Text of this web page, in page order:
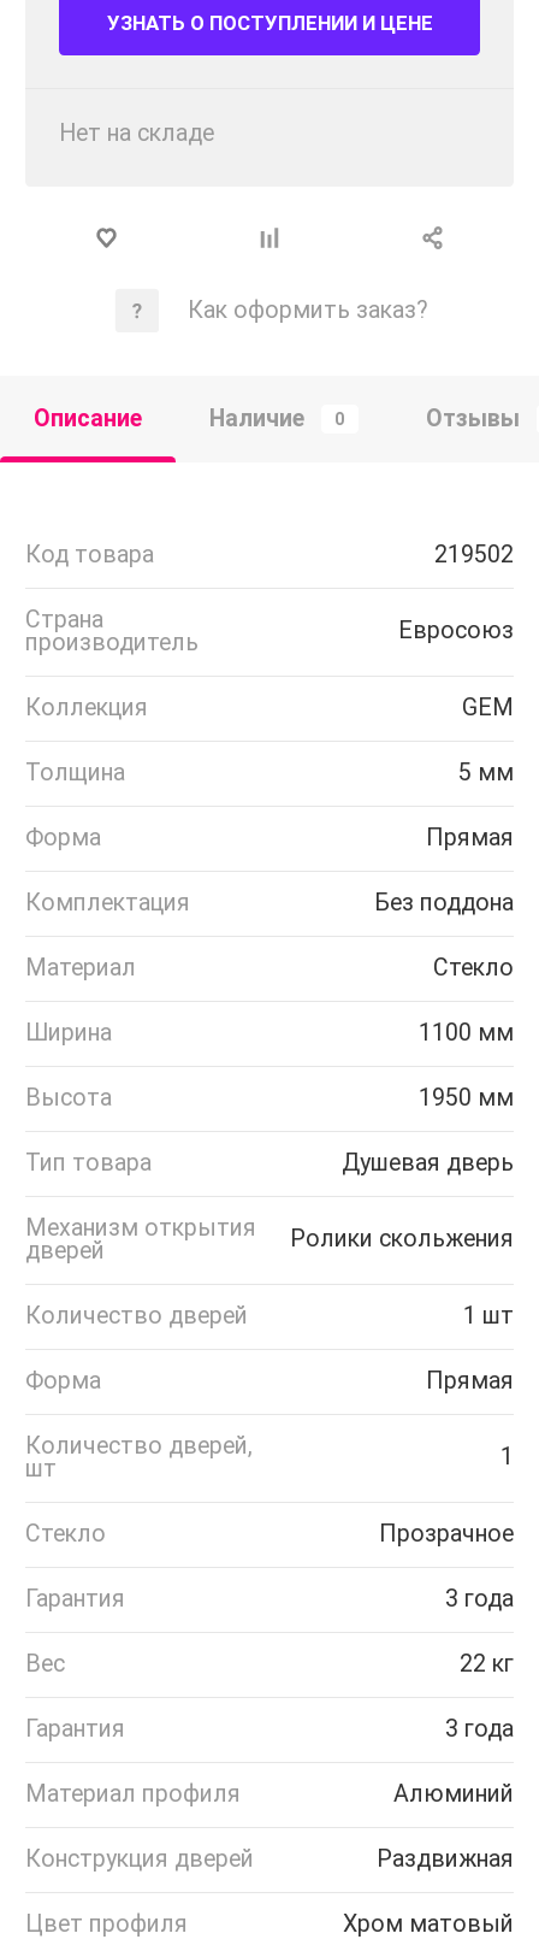
УЗНАТЬ О ПОСТУПЛЕНИИ И ЦЕНЕ
Нет на складе
Как оформить заказ?
Описание Наличие 0 Отзывы
Код товара 219502
Страна
производитель
Евросоюз
Коллекция GEM
Толщина 5 мм
Форма Прямая
Комплектация Без поддона
Материал Стекло
Ширина 1100 мм
Высота 1950 мм
Тип товара Душевая дверь
Механизм открытия
дверей
Ролики скольжения
Количество дверей 1 шт
Форма Прямая
Количество дверей,
шт
1
Стекло Прозрачное
Гарантия 3 года
Вес 22 кг
Гарантия 3 года
Материал профиля Алюминий
Конструкция дверей Раздвижная
Цвет профиля Хром матовый